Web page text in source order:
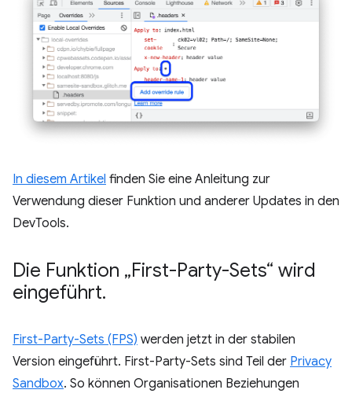
In diesem Artikel finden Sie eine Anleitung zur
Verwendung dieser Funktion und anderer Updates in den
DevTools.
Die Funktion „First-Party-Sets“ wird
eingeführt.
First-Party-Sets (FPS) werden jetzt in der stabilen
Version eingeführt. First-Party-Sets sind Teil der Privacy
Sandbox. So können Organisationen Beziehungen